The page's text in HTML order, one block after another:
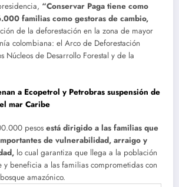
“Conservar Paga tiene como
familias como gestoras de cambio,
de la deforestación en la zona de mayor
colombiana: el Arco de Deforestación
Núcleos de Desarrollo Forestal y de la
a Ecopetrol y Petrobras suspensión de
mar Caribe
pesos está dirigido a las familias que
de vulnerabilidad, arraigo y
lo cual garantiza que llega a la población
beneficia a las familias comprometidas con
amazónico.